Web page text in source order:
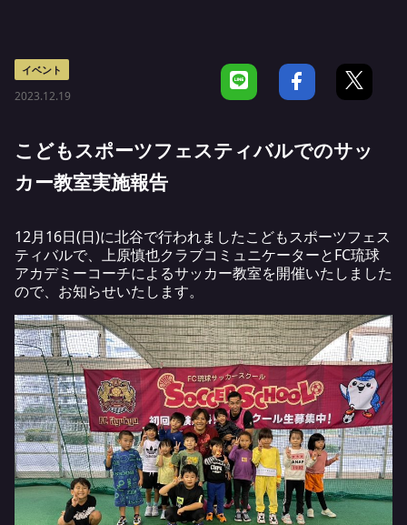
イベント
2023.12.19
こどもスポーツフェスティバルでのサッ
カー教室実施報告
12月16日(日)に北谷で行われましたこどもスポーツフェス
ティバルで、上原慎也クラブコミュニケーターとFC琉球
アカデミーコーチによるサッカー教室を開催いたしました
ので、お知らせいたします。